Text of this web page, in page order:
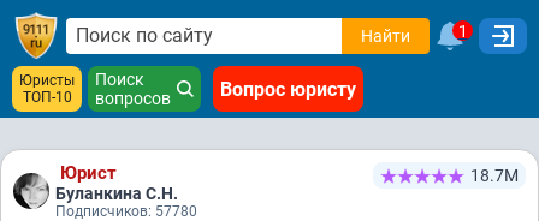
Найти 1
Юристы
ТОП-10
Поиск
вопросов
Вопрос юристу
Юрист
Буланкина С.Н.
Подписчиков: 57780
18.7М